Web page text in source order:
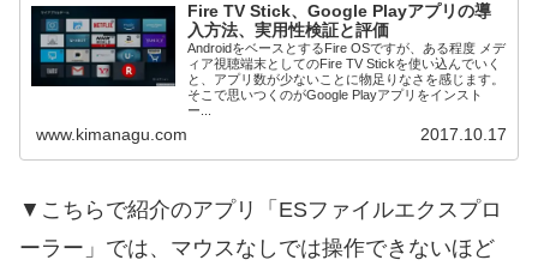
Fire TV Stick、Google Playアプリの導
入方法、実用性検証と評価
AndroidをベースとするFire OSですが、ある程度 メデ
ィア視聴端末としてのFire TV Stickを使い込んでいく
と、アプリ数が少ないことに物足りなさを感じます。
そこで思いつくのがGoogle Playアプリをインスト
ー...
www.kimanagu.com 2017.10.17
▼こちらで紹介のアプリ「ESファイルエクスプロ
ーラー」では、マウスなしでは操作できないほど